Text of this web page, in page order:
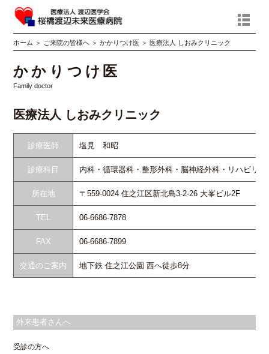
ホーム ＞ ご来院の皆様へ ＞かかりつけ医 ＞ 医療法人 しおみクリニック
かかりつけ医
Family doctor
医療法人 しおみクリニック
診療医師 塩見 和昭
診療科目 内科・循環器科・整形外科・脳神経外科・リハビリ
所在地 〒559-0024 住之江区新北島3-2-26 大峯ビル2F
TEL 06-6686-7878
FAX 06-6686-7899
交通のご案内 地下鉄 住之江公園 西へ徒歩8分
外来患者さんへ
受診の方へ